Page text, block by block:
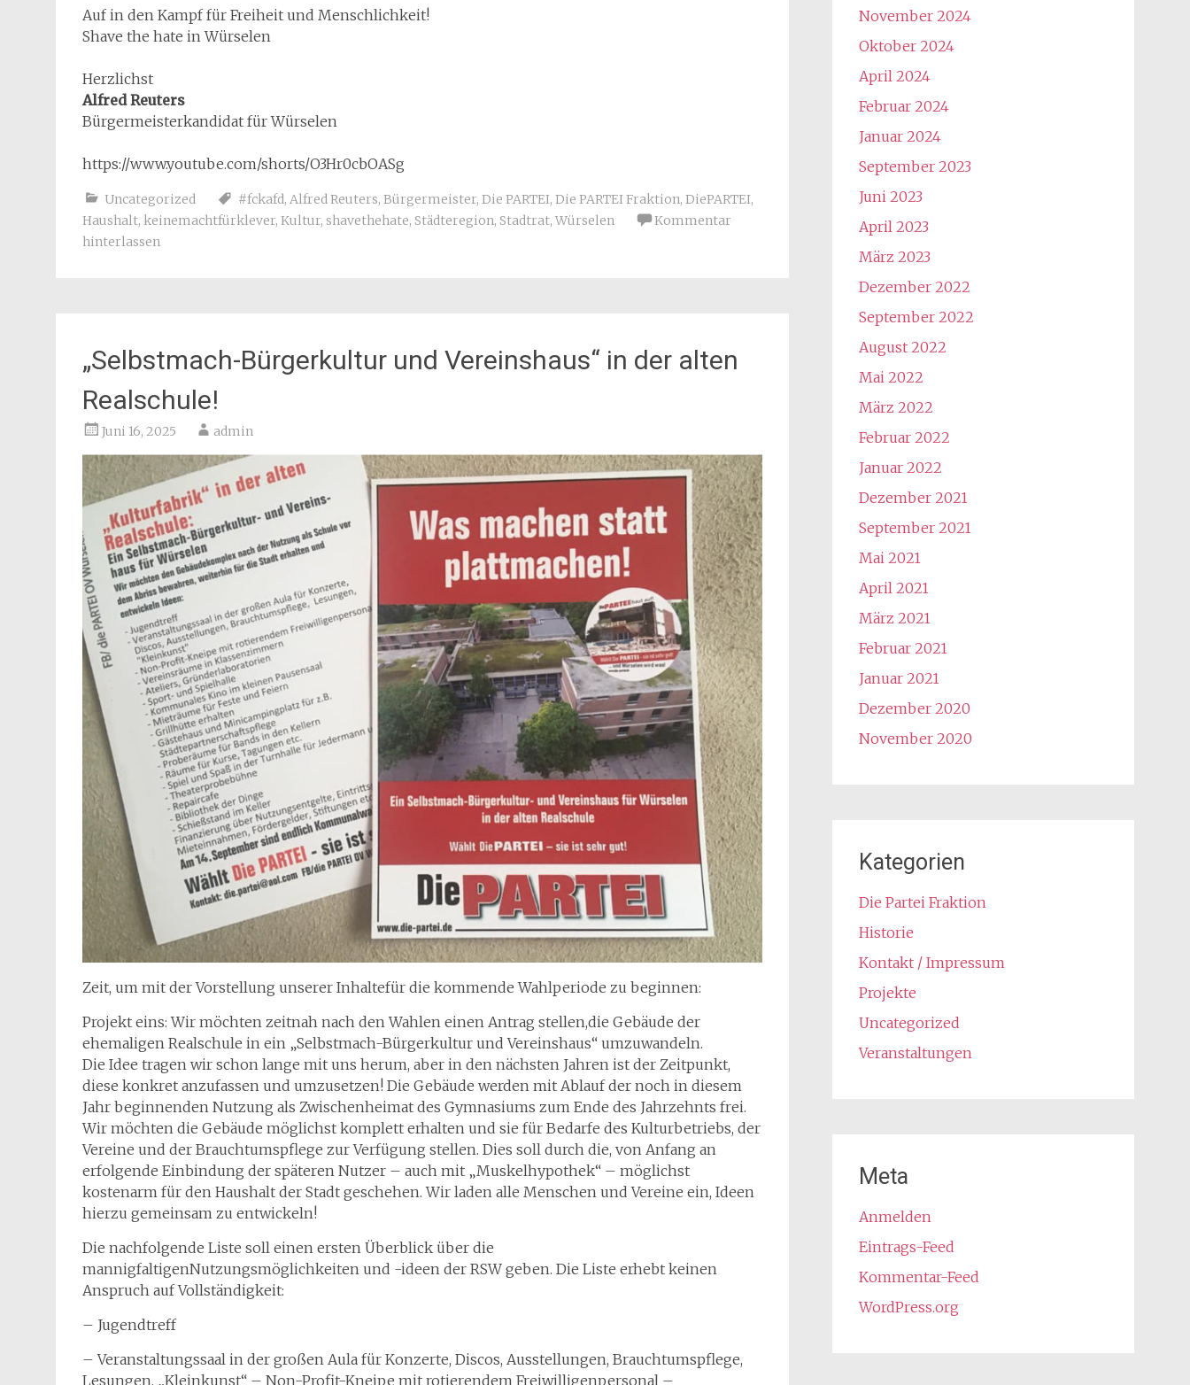
Auf in den Kampf für Freiheit und Menschlichkeit!
Shave the hate in Würselen
Herzlichst
Alfred Reuters
Bürgermeisterkandidat für Würselen
https://www.youtube.com/shorts/O3Hr0cbOASg
Uncategorized #fckafd, Alfred Reuters, Bürgermeister, Die PARTEI, Die PARTEI Fraktion, DiePARTEI,
Haushalt, keinemachtfürklever, Kultur, shavethehate, Städteregion, Stadtrat, Würselen
Kommentar
hinterlassen
„Selbstmach-Bürgerkultur und Vereinshaus“ in der alten
Realschule!
Juni 16, 2025 admin
Zeit, um mit der Vorstellung unserer Inhaltefür die kommende Wahlperiode zu beginnen:
Projekt eins: Wir möchten zeitnah nach den Wahlen einen Antrag stellen,die Gebäude der
ehemaligen Realschule in ein „Selbstmach-Bürgerkultur und Vereinshaus“ umzuwandeln.
Die Idee tragen wir schon lange mit uns herum, aber in den nächsten Jahren ist der Zeitpunkt,
diese konkret anzufassen und umzusetzen! Die Gebäude werden mit Ablauf der noch in diesem
Jahr beginnenden Nutzung als Zwischenheimat des Gymnasiums zum Ende des Jahrzehnts frei.
Wir möchten die Gebäude möglichst komplett erhalten und sie für Bedarfe des Kulturbetriebs, der
Vereine und der Brauchtumspflege zur Verfügung stellen. Dies soll durch die, von Anfang an
erfolgende Einbindung der späteren Nutzer – auch mit „Muskelhypothek“ – möglichst
kostenarm für den Haushalt der Stadt geschehen. Wir laden alle Menschen und Vereine ein, Ideen
hierzu gemeinsam zu entwickeln!
Die nachfolgende Liste soll einen ersten Überblick über die
mannigfaltigenNutzungsmöglichkeiten und -ideen der RSW geben. Die Liste erhebt keinen
Anspruch auf Vollständigkeit:
– Jugendtreff
– Veranstaltungssaal in der großen Aula für Konzerte, Discos, Ausstellungen, Brauchtumspflege,
Lesungen, „Kleinkunst“ – Non-Profit-Kneipe mit rotierendem Freiwilligenpersonal –
November 2024
Oktober 2024
April 2024
Februar 2024
Januar 2024
September 2023
Juni 2023
April 2023
März 2023
Dezember 2022
September 2022
August 2022
Mai 2022
März 2022
Februar 2022
Januar 2022
Dezember 2021
September 2021
Mai 2021
April 2021
März 2021
Februar 2021
Januar 2021
Dezember 2020
November 2020
Kategorien
Die Partei Fraktion
Historie
Kontakt / Impressum
Projekte
Uncategorized
Veranstaltungen
Meta
Anmelden
Eintrags-Feed
Kommentar-Feed
WordPress.org